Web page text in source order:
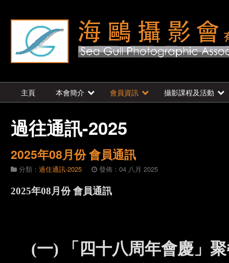
主頁 本會簡介 會員資訊 攝影課程及活動
過往通訊-2025
2025年08月份 會員通訊
分類： 過住通訊-2025 發佈：04 八月 2025
2025年08月份 會員通訊
(一) 「四十八周年會慶」